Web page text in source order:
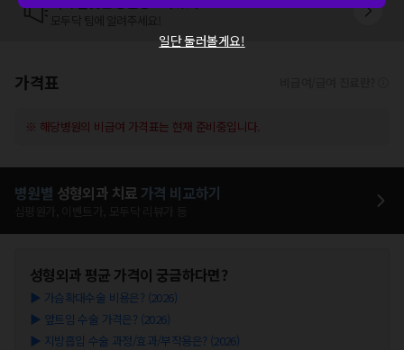
가격표
※ 해당병원의 비급여 가격표는 현재 준비중입니다.
병원별 성형외과 치료 가격 비교하기
성형외과 평균 가격이 궁금하다면?
▶ 가슴확대수술 비용은? (2026)
▶ 앞트임 수술 가격은? (2026)
▶ 지방흡입 수술 과정/효과/부작용은? (2026)
일단 둘러볼게요!